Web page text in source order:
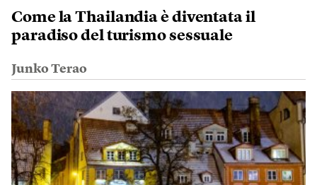
Come la Thailandia è diventata il
paradiso del turismo sessuale
Junko Terao